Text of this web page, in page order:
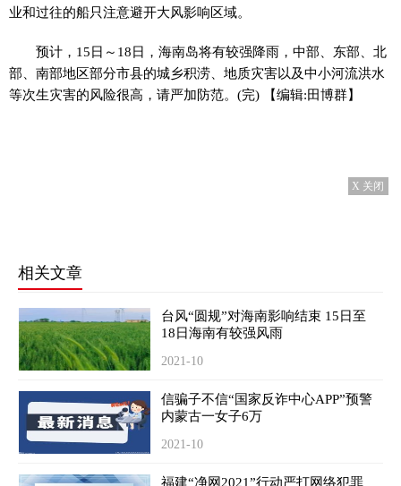
业和过往的船只注意避开大风影响区域。
预计，15日～18日，海南岛将有较强降雨，中部、东部、北
部、南部地区部分市县的城乡积涝、地质灾害以及中小河流洪水
等次生灾害的风险很高，请严加防范。(完) 【编辑:田博群】
X 关闭
相关文章
台风“圆规”对海南影响结束 15日至
18日海南有较强风雨
2021-10
信骗子不信“国家反诈中心APP”预警
内蒙古一女子6万
2021-10
福建“净网2021”行动严打网络犯罪